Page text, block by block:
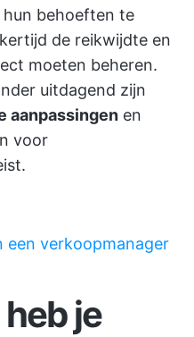
hun behoeften te
de reikwijdte en
moeten beheren.
uitdagend zijn
aanpassingen en
voor
een verkoopmanager
je